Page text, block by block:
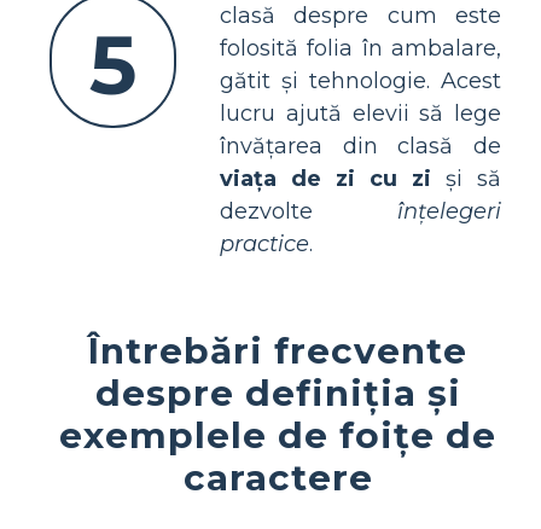
5
clasă despre cum este
folosită folia în ambalare,
gătit și tehnologie. Acest
lucru ajută elevii să lege
învățarea din clasă de
viața de zi cu zi și să
dezvolte înțelegeri
practice.
Întrebări frecvente
despre definiția și
exemplele de foițe de
caractere